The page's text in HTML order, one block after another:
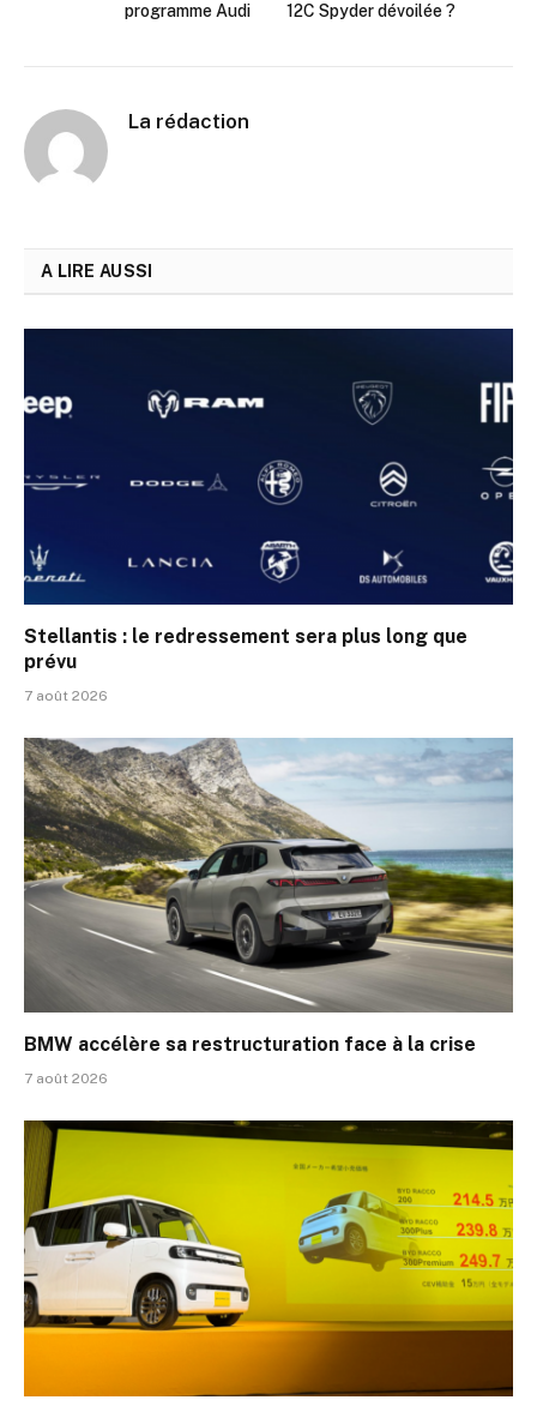
programme Audi
12C Spyder dévoilée ?
La rédaction
A LIRE AUSSI
Stellantis : le redressement sera plus long que
prévu
7 août 2026
BMW accélère sa restructuration face à la crise
7 août 2026